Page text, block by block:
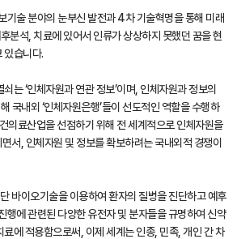
기술 분야의 눈부신 발전과 4차 기술혁명을 통해 미래
분석, 치료에 있어서 인류가 상상하지 못했던 꿈을 현
있습니다.
는 ‘인체자원과 연관 정보’이며, 인체자원과 정보의
국내외 ‘인체자원은행’들이 선도적인 역할을 수행하
의료산업을 선점하기 위해 전 세계적으로 인체자원을
서, 인체자원 및 정보를 확보하려는 국내외적 경쟁이
바이오기술을 이용하여 환자의 질병을 진단하고 예후
행에 관련된 다양한 유전자 및 분자들을 규명하여 신약
에 적용함으로써, 이제 세계는 인종, 민족, 개인 간 차